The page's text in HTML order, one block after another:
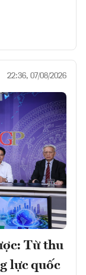
22:36, 07/08/2026
Từ thu
lực quốc